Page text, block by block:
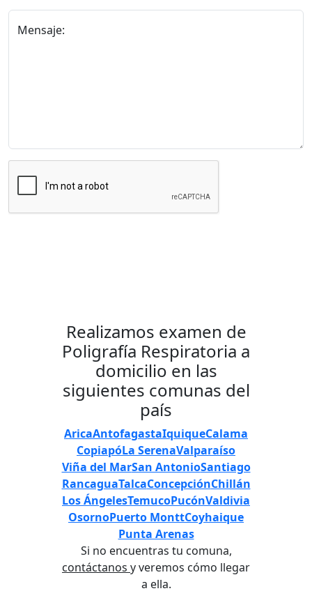
Mensaje:
Realizamos examen de
Poligrafía Respiratoria a
domicilio en las
siguientes comunas del
país
AricaAntofagastaIquiqueCalama
CopiapóLa SerenaValparaíso
Viña del MarSan AntonioSantiago
RancaguaTalcaConcepciónChillán
Los ÁngelesTemucoPucónValdivia
OsornoPuerto MonttCoyhaique
Punta Arenas
Si no encuentras tu comuna,
contáctanos y veremos cómo llegar
a ella.